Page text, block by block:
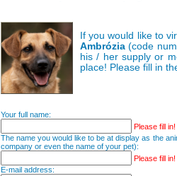
If you would like to
Ambrózia (code
his / her supply or
place! Please fill in
Your full name:
Please fill in!
The name you would like to be at display as the
company or even the name of your pet):
Please fill in!
E-mail address: